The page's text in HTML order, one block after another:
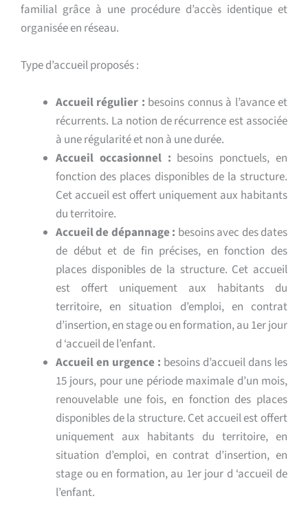
familial grâce à une procédure d’accès identique et
organisée en réseau.
Type d’accueil proposés :
Accueil régulier : besoins connus à l’avance et
récurrents. La notion de récurrence est associée
à une régularité et non à une durée.
Accueil occasionnel : besoins ponctuels, en
fonction des places disponibles de la structure.
Cet accueil est offert uniquement aux habitants
du territoire.
Accueil de dépannage : besoins avec des dates
de début et de fin précises, en fonction des
places disponibles de la structure. Cet accueil
est offert uniquement aux habitants du
territoire, en situation d’emploi, en contrat
d’insertion, en stage ou en formation, au 1er jour
d ‘accueil de l’enfant.
Accueil en urgence : besoins d’accueil dans les
15 jours, pour une période maximale d’un mois,
renouvelable une fois, en fonction des places
disponibles de la structure. Cet accueil est offert
uniquement aux habitants du territoire, en
situation d’emploi, en contrat d’insertion, en
stage ou en formation, au 1er jour d ‘accueil de
l’enfant.